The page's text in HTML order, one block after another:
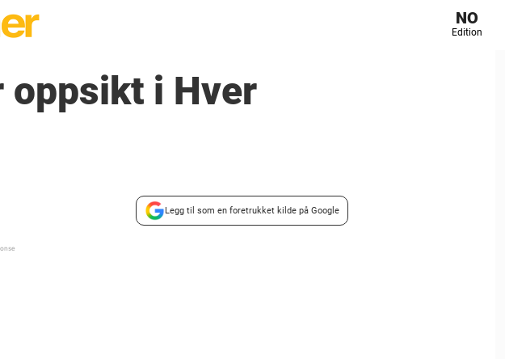
NO
Edition
oppsikt i Hver
Legg til som en foretrukket kilde på Google